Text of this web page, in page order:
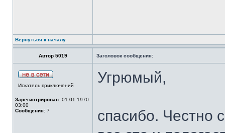
Вернуться к началу
Автор 5019 Заголовок сообщения:
Искатель приключений
Зарегистрирован: 01.01.1970
03:00
Сообщения: 7
Угрюмый,
спасибо. Честно